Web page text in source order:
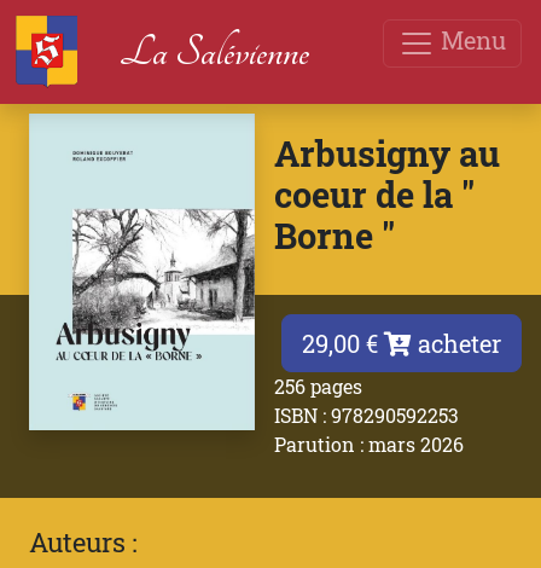
Menu
La Salévienne
Arbusigny au
coeur de la "
Borne "
29,00 € acheter
256 pages
ISBN : 978290592253
Parution : mars 2026
Auteurs :